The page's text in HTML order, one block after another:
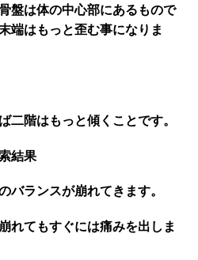
盤は体の中心部にあるもので
端はもっと歪む事になりま
二階はもっと傾くことです。
バランスが崩れてきます。
れてもすぐには痛みを出しま